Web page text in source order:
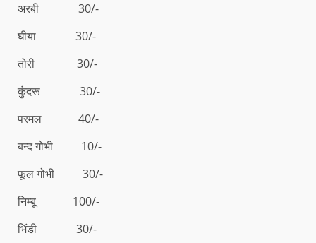
अरबी 30/-
घीया 30/-
तोरी 30/-
कुंदरू 30/-
परमल 40/-
बन्द गोभी 10/-
फूल गोभी 30/-
निम्बू 100/-
भिंडी 30/-